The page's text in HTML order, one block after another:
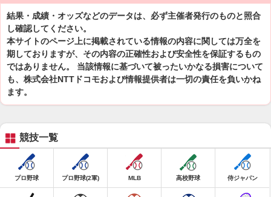
結果・成績・オッズなどのデータは、必ず主催者発行のものと照合
し確認してください。
本サイトのページ上に掲載されている情報の内容に関しては万全を
期しておりますが、その内容の正確性および安全性を保証するもの
ではありません。 当該情報に基づいて被ったいかなる損害について
も、株式会社NTTドコモおよび情報提供者は一切の責任を負いかね
ます。
競技一覧
プロ野球 プロ野球(2軍) MLB 高校野球 侍ジャパン